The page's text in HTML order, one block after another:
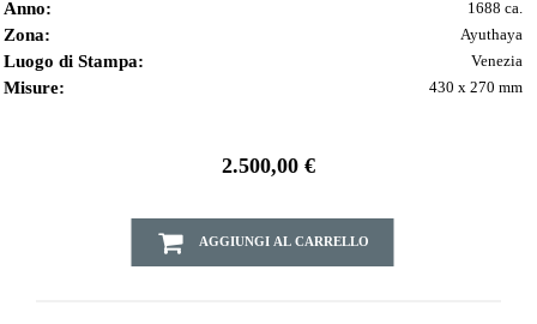
Anno: 1688 ca.
Zona: Ayuthaya
Luogo di Stampa: Venezia
Misure: 430 x 270 mm
2.500,00 €
AGGIUNGI AL CARRELLO